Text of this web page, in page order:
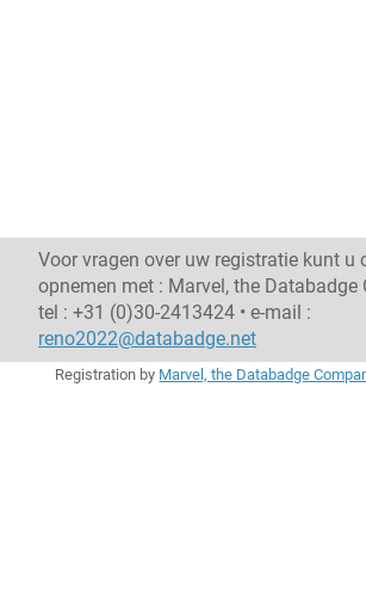
Voor vragen over uw registratie kunt u
opnemen met : Marvel, the Databadge
tel : +31 (0)30-2413424 • e-mail :
reno2022@databadge.net
Registration by Marvel, the Databadge